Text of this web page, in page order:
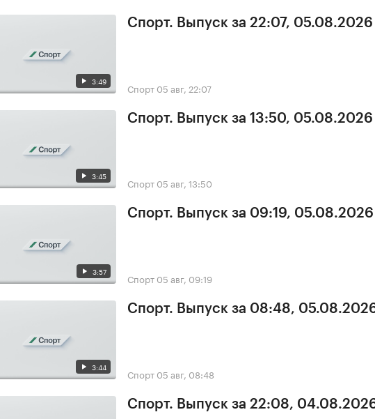
3:49
Спорт. Выпуск за 22:07, 05.08.2026
Спорт 05 авг, 22:07
3:45
Спорт. Выпуск за 13:50, 05.08.2026
Спорт 05 авг, 13:50
3:57
Спорт. Выпуск за 09:19, 05.08.2026
Спорт 05 авг, 09:19
3:44
Спорт. Выпуск за 08:48,
Спорт 05 авг, 08:48
Спорт. Выпуск за 22:08,